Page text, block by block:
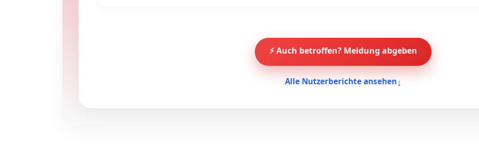
⚡ Auch betroffen? Meldung abgeben
Alle Nutzerberichte ansehen↓